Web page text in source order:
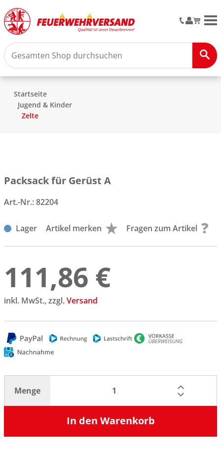
Startseite
Jugend & Kinder
Zelte
Packsack für Gerüst A
Art.-Nr.:82204
Lager Artikel merken Fragen zum Artikel
111,86 €
inkl. MwSt., zzgl.Versand
Menge
In den Warenkorb